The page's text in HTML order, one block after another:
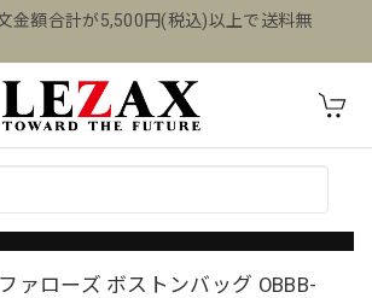
金額合計が5,500円(税込)以上で送料無
ァローズ ボストンバッグ OBBB-